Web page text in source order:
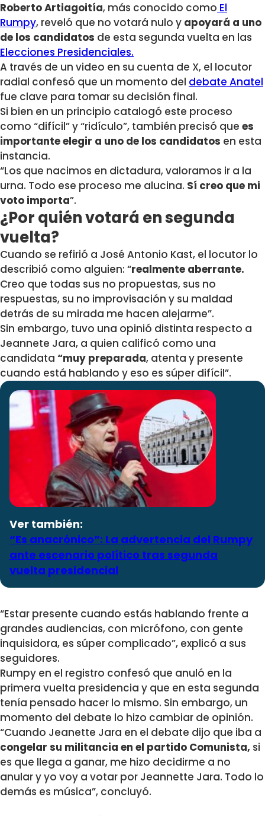
Roberto Artiagoitía, más conocido como El
Rumpy, reveló que no votará nulo y apoyará a uno
de los candidatos de esta segunda vuelta en las
Elecciones Presidenciales.
A través de un video en su cuenta de X, el locutor
radial confesó que un momento del debate Anatel
fue clave para tomar su decisión final.
Si bien en un principio catalogó este proceso
como “difícil” y “ridículo”, también precisó que es
importante elegir a uno de los candidatos en esta
instancia.
“Los que nacimos en dictadura, valoramos ir a la
urna. Todo ese proceso me alucina. Sí creo que mi
voto importa”.
¿Por quién votará en segunda
vuelta?
Cuando se refirió a José Antonio Kast, el locutor lo
describió como alguien: “realmente aberrante.
Creo que todas sus no propuestas, sus no
respuestas, su no improvisación y su maldad
detrás de su mirada me hacen alejarme”.
Sin embargo, tuvo una opinió distinta respecto a
Jeannete Jara, a quien calificó como una
candidata “muy preparada, atenta y presente
cuando está hablando y eso es súper difícil”.
Ver también:
“Es anacrónico”: La advertencia del Rumpy
ante escenario político tras segunda
vuelta presidencial
“Estar presente cuando estás hablando frente a
grandes audiencias, con micrófono, con gente
inquisidora, es súper complicado”, explicó a sus
seguidores.
Rumpy en el registro confesó que anuló en la
primera vuelta presidencia y que en esta segunda
tenía pensado hacer lo mismo. Sin embargo, un
momento del debate lo hizo cambiar de opinión.
“Cuando Jeanette Jara en el debate dijo que iba a
congelar su militancia en el partido Comunista, si
es que llega a ganar, me hizo decidirme a no
anular y yo voy a votar por Jeannette Jara. Todo lo
demás es música”, concluyó.